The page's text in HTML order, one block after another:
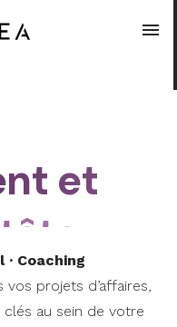
·
et
· Coaching
projets d’affaires,
au sein de votre